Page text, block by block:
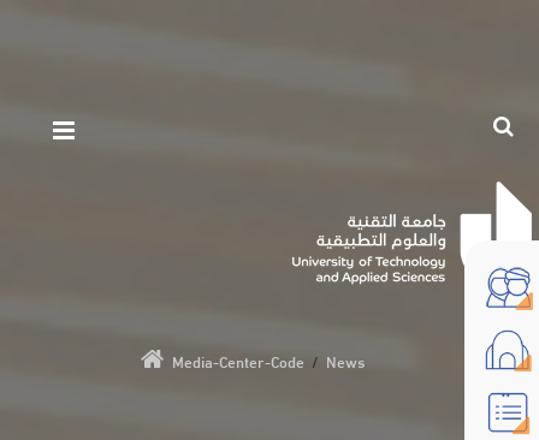
Media-Center-Code / News